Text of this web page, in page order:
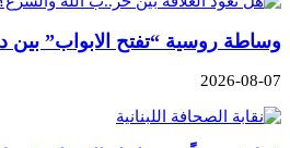
وساطة روسية “تفتح الابواب”
2026-08-07